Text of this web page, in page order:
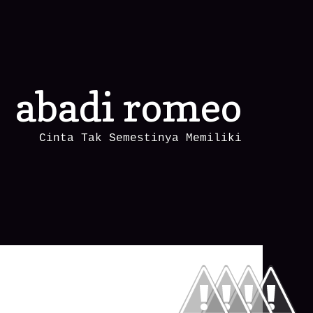
abadi romeo
Cinta Tak Semestinya Memiliki